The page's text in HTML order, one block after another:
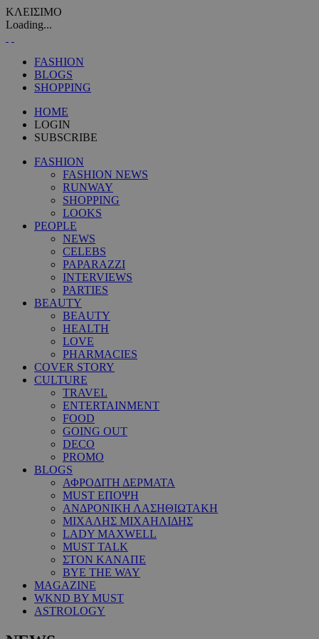
ΚΛΕΙΣΙΜΟ
Loading...
FASHION
BLOGS
SHOPPING
HOME
LOGIN
SUBSCRIBE
FASHION
FASHION NEWS
RUNWAY
SHOPPING
LOOKS
PEOPLE
NEWS
CELEBS
PAPARAZZI
INTERVIEWS
PARTIES
BEAUTY
BEAUTY
HEALTH
LOVE
PHARMACIES
COVER STORY
CULTURE
TRAVEL
ENTERTAINMENT
FOOD
GOING OUT
DECO
PROMO
BLOGS
ΑΦΡΟΔΙΤΗ ΔΕΡΜΑΤΑ
MUST ΕΠΟΨΗ
ΑΝΔΡΟΝΙΚΗ ΛΑΣΗΘΙΩΤΑΚΗ
ΜΙΧΑΛΗΣ ΜΙΧΑΗΛΙΔΗΣ
LADY MAXWELL
MUST TALK
ΣΤΟΝ ΚΑΝΑΠΕ
BYE THE WAY
MAGAZINE
WKND BY MUST
ASTROLOGY